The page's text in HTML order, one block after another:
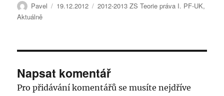
Autor:
Pavel Publikováno:
19.12.2012 Rubriky:
2012-2013 ZS Teorie práva I. PF-UK,
Aktuálně
Napsat komentář
Pro přidávání komentářů se musíte nejdříve